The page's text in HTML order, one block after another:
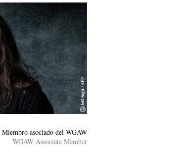
Miembro asociado del WGAW
WGAW Associate Member